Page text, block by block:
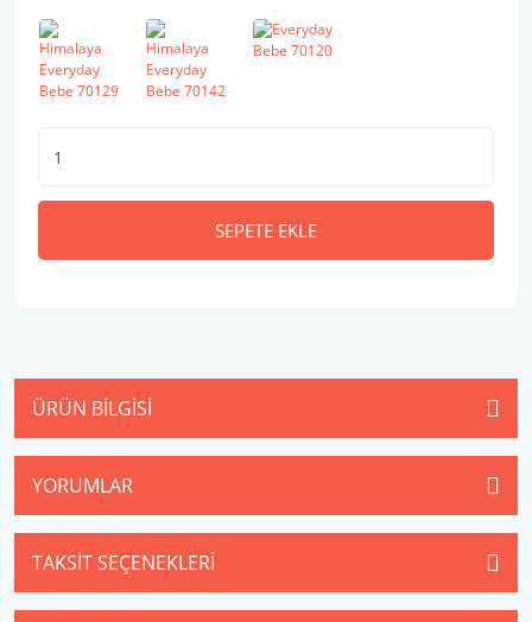
SEPETE EKLE
ÜRÜN BILGISI
YORUMLAR
TAKSIT SEÇENEKLERI